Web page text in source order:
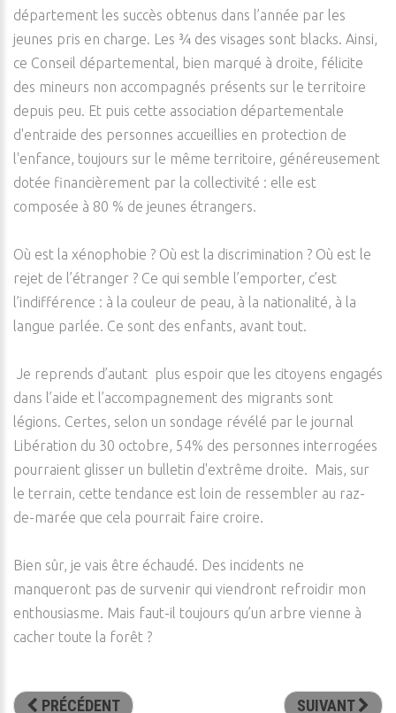
département les succès obtenus dans l’année par les
jeunes pris en charge. Les ¾ des visages sont blacks. Ainsi,
ce Conseil départemental, bien marqué à droite, félicite
des mineurs non accompagnés présents sur le territoire
depuis peu. Et puis cette association départementale
d'entraide des personnes accueillies en protection de
l'enfance, toujours sur le même territoire, généreusement
dotée financièrement par la collectivité : elle est
composée à 80 % de jeunes étrangers.
Où est la xénophobie ? Où est la discrimination ? Où est le
rejet de l’étranger ? Ce qui semble l’emporter, c’est
l’indifférence : à la couleur de peau, à la nationalité, à la
langue parlée. Ce sont des enfants, avant tout.
Je reprends d’autant plus espoir que les citoyens engagés
dans l’aide et l’accompagnement des migrants sont
légions. Certes, selon un sondage révélé par le journal
Libération du 30 octobre, 54% des personnes interrogées
pourraient glisser un bulletin d'extrême droite. Mais, sur
le terrain, cette tendance est loin de ressembler au raz-
de-marée que cela pourrait faire croire.
Bien sûr, je vais être échaudé. Des incidents ne
manqueront pas de survenir qui viendront refroidir mon
enthousiasme. Mais faut-il toujours qu’un arbre vienne à
cacher toute la forêt ?
PRÉCÉDENT SUIVANT